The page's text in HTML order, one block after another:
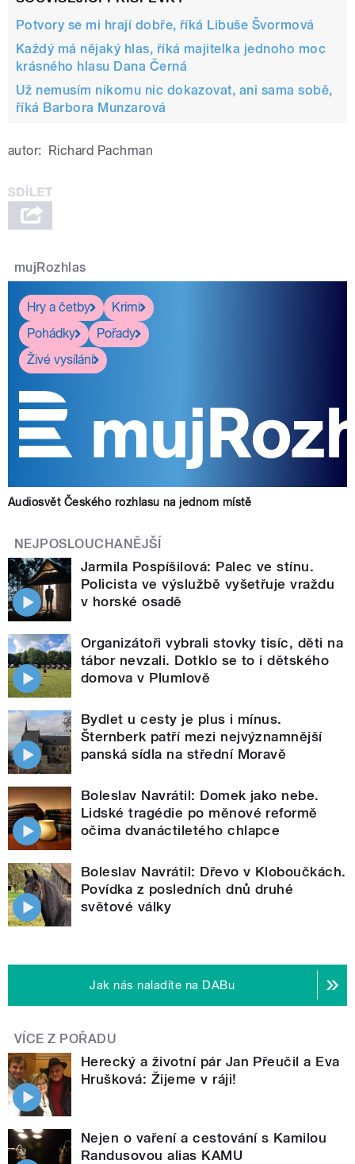
Potvory se mi hrají dobře, říká Libuše Švormová
Každý má nějaký hlas, říká majitelka jednoho moc
krásného hlasu Dana Černá
Už nemusím nikomu nic dokazovat, ani sama sobě,
říká Barbora Munzarová
autor: Richard Pachman
mujRozhlas
Hry a četby
Krimi
Pohádky
Pořady
Živé vysílání
Audiosvět Českého rozhlasu na jednom místě
NEJPOSLOUCHANĚJŠÍ
Jarmila Pospíšilová: Palec ve stínu.
Policista ve výslužbě vyšetřuje vraždu
v horské osadě
Organizátoři vybrali stovky tisíc, děti na
tábor nevzali. Dotklo se to i dětského
domova v Plumlově
Bydlet u cesty je plus i mínus.
Šternberk patří mezi nejvýznamnější
panská sídla na střední Moravě
Boleslav Navrátil: Domek jako nebe.
Lidské tragédie po měnové reformě
očima dvanáctiletého chlapce
Boleslav Navrátil: Dřevo v Kloboučkách.
Povídka z posledních dnů druhé
světové války
Jak nás naladíte na DABu
VÍCE Z POŘADU
Herecký a životní pár Jan Přeučil a Eva
Hrušková: Žijeme v ráji!
Nejen o vaření a cestování s Kamilou
Randusovou alias KAMU